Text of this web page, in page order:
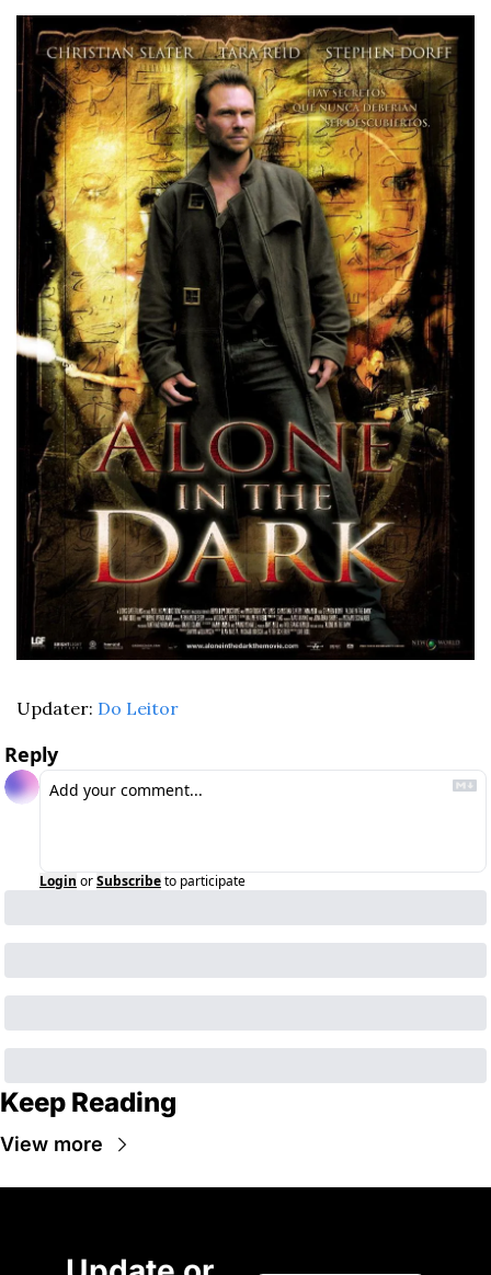
Updater: Do Leitor
Reply
Login orSubscribeto participate
Keep Reading
View more